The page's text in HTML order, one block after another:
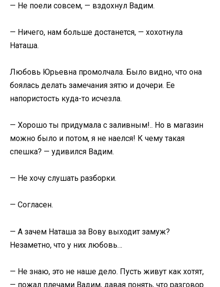
— Не поели совсем, — вздохнул Вадим.
— Ничего, нам больше достанется, — хохотнула
Наташа.
Любовь Юрьевна промолчала. Было видно, что она
боялась делать замечания зятю и дочери. Ее
напористость куда-то исчезла.
— Хорошо ты придумала с заливным!.. Но в магазин
можно было и потом, я не наелся! К чему такая
спешка? — удивился Вадим.
— Не хочу слушать разборки.
— Согласен.
— А зачем Наташа за Вову выходит замуж?
Незаметно, что у них любовь…
— Не знаю, это не наше дело. Пусть живут как хотят,
— пожал плечами Вадим, давая понять, что разговор